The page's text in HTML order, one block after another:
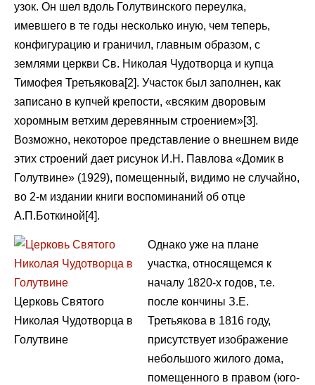
узок. Он шел вдоль Голутвинского переулка,
имевшего в те годы несколько иную, чем теперь,
конфигурацию и граничил, главным образом, с
землями церкви Св. Николая Чудотворца и купца
Тимофея Третьякова[2]. Участок был заполнен, как
записано в купчей крепости, «всяким дворовым
хоромным ветхим деревянным строением»[3].
Возможно, некоторое представление о внешнем виде
этих строений дает рисунок И.Н. Павлова «Домик в
Голутвине» (1929), помещенный, видимо не случайно,
во 2-м издании книги воспоминаний об отце
А.П.Боткиной[4].
Церковь Святого
Николая Чудотворца в
Голутвине
Однако уже на плане
участка, относящемся к
началу 1820-х годов, т.е.
после кончины З.Е.
Третьякова в 1816 году,
присутствует изображение
небольшого жилого дома,
помещенного в правом (юго-